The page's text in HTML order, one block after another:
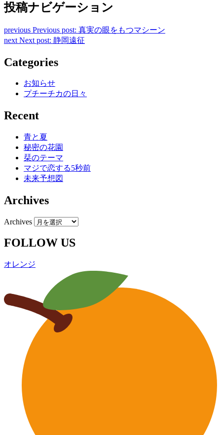
投稿ナビゲーション
previous Previous post: 真実の眼をもつマシーン
next Next post: 静岡遠征
Categories
お知らせ
プチーチカの日々
Recent
青と夏
秘密の花園
栞のテーマ
マジで恋する5秒前
未来予想図
Archives
Archives
FOLLOW US
オレンジ